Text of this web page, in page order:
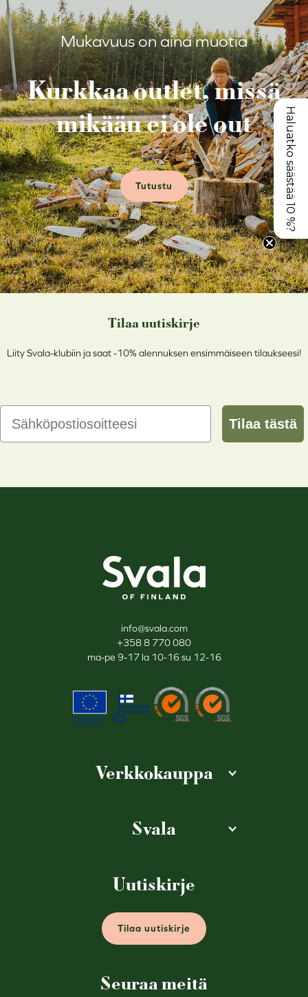
Mukavuus on aina muotia
Kurkkaa outlet, missä
mikään ei ole out
Tutustu
Tilaa uutiskirje
Liity Svala-klubiin ja saat -10% alennuksen ensimmäiseen tilaukseesi!
Email
Tilaa tästä
info@svala.com
+358 8 770 080
ma-pe 9-17 la 10-16 su 12-16
Verkkokauppa
Svala
Seuraa meitä
Uutiskirje
Tilaa uutiskirje
Haluatko säästää 10 %?